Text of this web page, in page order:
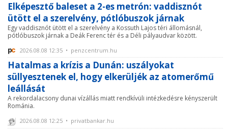
Elképesztő baleset a 2-es metrón: vaddisznót
ütött el a szerelvény, pótlóbuszok járnak
Egy vaddisznót ütött el a szerelvény a Kossuth Lajos téri állomásnál,
pótlóbuszok járnak a Deák Ferenc tér és a Déli pályaudvar között.
2026.08.08 12:35 • penzcentrum.hu
Hatalmas a krízis a Dunán: uszályokat
süllyesztenek el, hogy elkerüljék az atomerőmű
leállását
A rekordalacsony dunai vízállás miatt rendkívüli intézkedésre kényszerült
Románia.
2026.08.08 12:25 • privatbankar.hu